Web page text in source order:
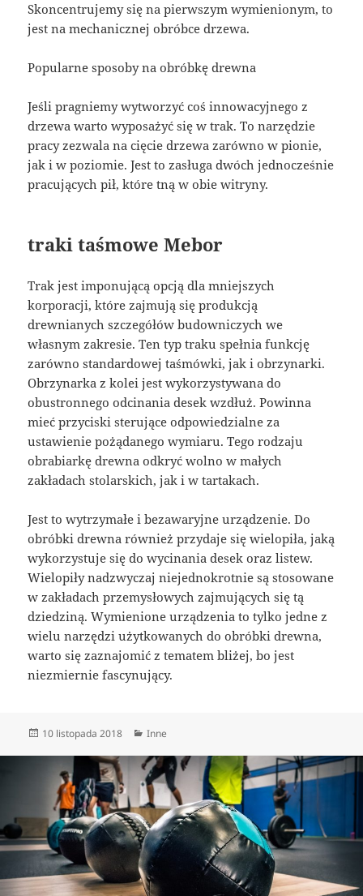
Skoncentrujemy się na pierwszym wymienionym, to
jest na mechanicznej obróbce drzewa.
Popularne sposoby na obróbkę drewna
Jeśli pragniemy wytworzyć coś innowacyjnego z
drzewa warto wyposażyć się w trak. To narzędzie
pracy zezwala na cięcie drzewa zarówno w pionie,
jak i w poziomie. Jest to zasługa dwóch jednocześnie
pracujących pił, które tną w obie witryny.
traki taśmowe Mebor
Trak jest imponującą opcją dla mniejszych
korporacji, które zajmują się produkcją
drewnianych szczegółów budowniczych we
własnym zakresie. Ten typ traku spełnia funkcję
zarówno standardowej taśmówki, jak i obrzynarki.
Obrzynarka z kolei jest wykorzystywana do
obustronnego odcinania desek wzdłuż. Powinna
mieć przyciski sterujące odpowiedzialne za
ustawienie pożądanego wymiaru. Tego rodzaju
obrabiarkę drewna odkryć wolno w małych
zakładach stolarskich, jak i w tartakach.
Jest to wytrzymałe i bezawaryjne urządzenie. Do
obróbki drewna również przydaje się wielopiła, jaką
wykorzystuje się do wycinania desek oraz listew.
Wielopiły nadzwyczaj niejednokrotnie są stosowane
w zakładach przemysłowych zajmujących się tą
dziedziną. Wymienione urządzenia to tylko jedne z
wielu narzędzi użytkowanych do obróbki drewna,
warto się zaznajomić z tematem bliżej, bo jest
niezmiernie fascynujący.
Data
10 listopada 2018 Kategorie
Inne